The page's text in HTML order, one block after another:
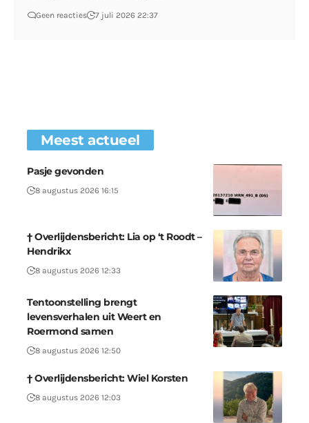
Geen reacties 7 juli 2026 22:37
Meest actueel
Pasje gevonden
8 augustus 2026 16:15
† Overlijdensbericht: Lia op ‘t Roodt –
Hendrikx
8 augustus 2026 12:33
Tentoonstelling brengt
levensverhalen uit Weert en
Roermond samen
8 augustus 2026 12:50
† Overlijdensbericht: Wiel Korsten
8 augustus 2026 12:03